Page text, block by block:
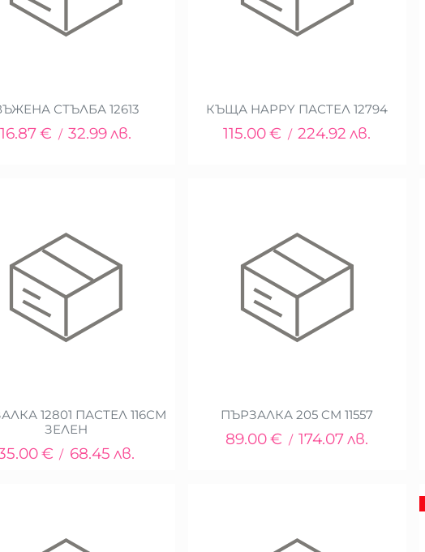
СТЪЛБА 12613
16.87€ / 32.99лв.
КЪЩА HAPPY ПАСТЕЛ 12794
115.00€ / 224.92 лв.
12801 ПАСТЕЛ 116СМ
ЗЕЛЕН
€ / 68.45 лв.
ПЪРЗАЛКА 205 CM 11557
89.00€ / 174.07лв.